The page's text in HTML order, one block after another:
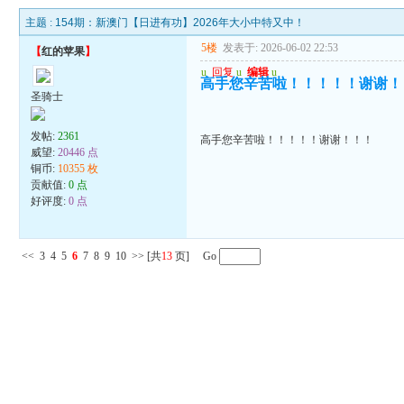
主题 : 154期：新澳门【日进有功】2026年大小中特又中！
【红的苹果】
圣骑士
发帖:2361
威望:20446 点
铜币: 10355 枚
贡献值:0 点
好评度:0 点
5楼 发表于: 2026-06-02 22:53
u 回复 u 编辑 u
高手您辛苦啦！！！！！谢谢！
高手您辛苦啦！！！！！谢谢！！！
<< 3 4 5 6 7 8 9 10 >> [共13 页] Go